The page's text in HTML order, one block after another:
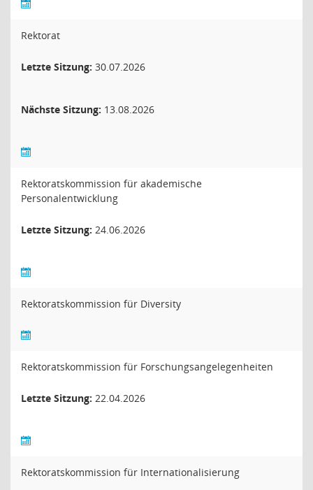
Rektorat
Letzte Sitzung: 30.07.2026
Nächste Sitzung: 13.08.2026
Rektoratskommission für akademische
Personalentwicklung
Letzte Sitzung: 24.06.2026
Rektoratskommission für Diversity
Rektoratskommission für Forschungsangelegenheiten
Letzte Sitzung: 22.04.2026
Rektoratskommission für Internationalisierung